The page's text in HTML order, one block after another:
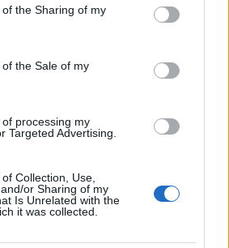
or usage behaviour. You may click to
to Google and its third-party tags to
specified purposes in below Google
the Sharing of my
the Sale of my
processing my
Targeted Advertising.
Collection, Use,
or Sharing of my
Is Unrelated with the
it was collected.
charity care ... korhazzal
stb !!
is kiszamlazzak mikor
kapott jottek a mentok
ER-ban tobb orat de meghalt
csak mi nem voltunk erte
nem volt nem volt
vontak volna siman) ...